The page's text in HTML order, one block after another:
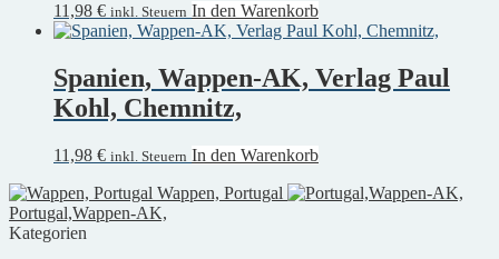
11,98 € inkl. Steuern In den Warenkorb
Spanien, Wappen-AK, Verlag Paul
Kohl, Chemnitz,
11,98 € inkl. Steuern In den Warenkorb
Wappen, Portugal
Portugal,Wappen-AK,
Kategorien